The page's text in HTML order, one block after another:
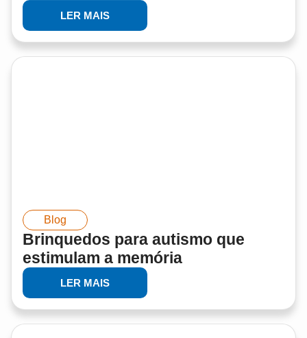
LER MAIS
Blog
Brinquedos para autismo que
estimulam a memória
LER MAIS